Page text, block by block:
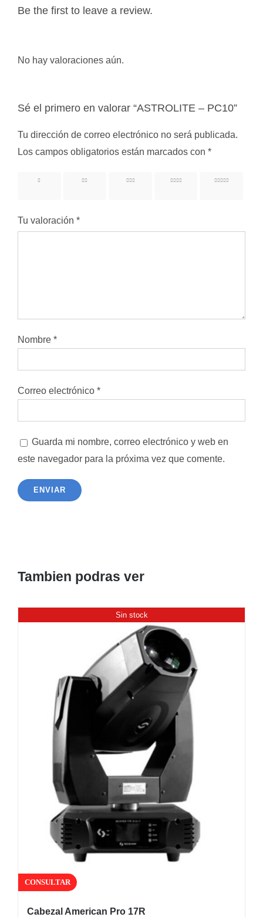
Be the first to leave a review.
No hay valoraciones aún.
Sé el primero en valorar “ASTROLITE – PC10”
Tu dirección de correo electrónico no será publicada.
Los campos obligatorios están marcados con *
1 de 5
2 de 5
3 de 5
4 de 5
5 de 5
Tu valoración *
Nombre *
Correo electrónico *
Guarda mi nombre, correo electrónico y web en
este navegador para la próxima vez que comente.
Tambien podras ver
Sin stock
CONSULTAR
Cabezal American Pro 17R